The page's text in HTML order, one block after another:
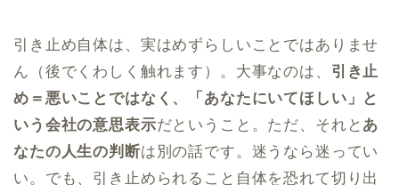
引き止め自体は、実はめずらしいことではありませ
ん（後でくわしく触れます）。大事なのは、 引き止
め＝悪いことではなく、「あなたにいてほしい」と
いう会社の意思表示だということ。ただ、それと あ
なたの人生の判断は別の話です。迷うなら迷ってい
い。でも、引き止められること自体を恐れて切り出